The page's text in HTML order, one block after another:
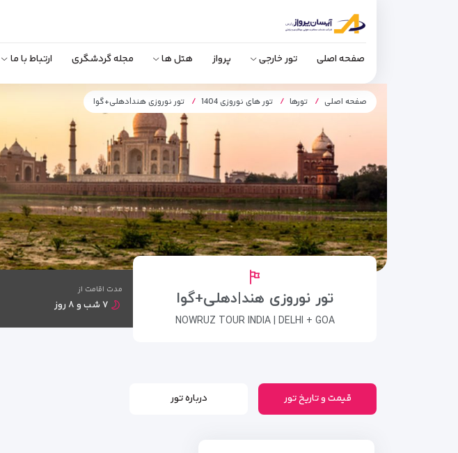
صفحه اصلی تور خارجی پرواز هتل ها مجله گردشگری ارتباط با ما
صفحه اصلی تورها تور های نوروزی 1404 تور نوروزی هند|دهلی+گوا
تور نوروزی هند|دهلی+گوا
NOWRUZ TOUR INDIA | DELHI + GOA
مدت اقامت از
۷ شب و ۸ روز
قیمت و تاریخ تور درباره تور